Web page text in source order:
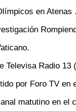
en Atenas .
Televisa Radio 13
por Foro TV en
matutino en